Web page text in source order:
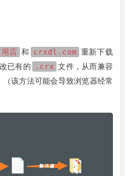
店 和 crxdl.com 重新下载
已有的
.crx 文件，从而兼容
该方法可能会导致浏览器经常